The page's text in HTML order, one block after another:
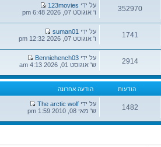
352970
הודעות
הודעה
אחרונה
על ידי 123movies
ו' אוגוסט 07, 2026 6:48 pm
1741
הודעות
הודעה
אחרונה
על ידי suman01
ו' אוגוסט 07, 2026 12:32 pm
2914
הודעות
הודעה
אחרונה
על ידי Benniehench03
ש' אוגוסט 01, 2026 4:13 am
הודעות הודעה אחרונה
1482
הודעות
הודעה
אחרונה
על ידי The arctic wolf
ש' מאי 08, 2010 1:59 pm